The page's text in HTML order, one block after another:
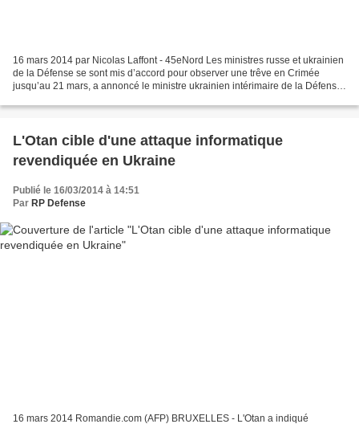
16 mars 2014 par Nicolas Laffont - 45eNord Les ministres russe et ukrainien
de la Défense se sont mis d’accord pour observer une trêve en Crimée
jusqu’au 21 mars, a annoncé le ministre ukrainien intérimaire de la Défense,
L'Otan cible d'une attaque informatique
revendiquée en Ukraine
Publié le 16/03/2014 à 14:51
Par RP Defense
16 mars 2014 Romandie.com (AFP) BRUXELLES - L'Otan a indiqué